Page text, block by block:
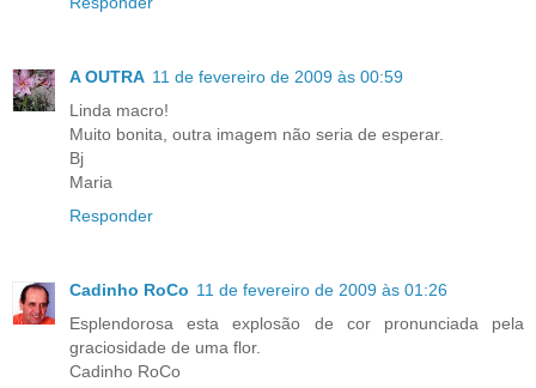
A OUTRA 11 de fevereiro de 2009 às 00:59
Linda macro!
Muito bonita, outra imagem não seria de esperar.
Bj
Maria
Responder
Cadinho RoCo 11 de fevereiro de 2009 às 01:26
Esplendorosa esta explosão de cor pronunciada pela
graciosidade de uma flor.
Cadinho RoCo